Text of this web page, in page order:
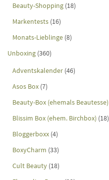
Beauty-Shopping (18)
Markentests (16)
Monats-Lieblinge (8)
Unboxing (360)
Adventskalender (46)
Asos Box (7)
Beauty-Box (ehemals Beautesse)
Blissim Box (ehem. Birchbox) (18)
Bloggerboxx (4)
BoxyCharm (33)
Cult Beauty (18)